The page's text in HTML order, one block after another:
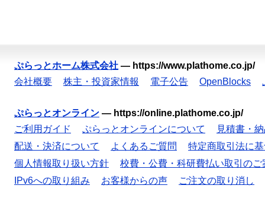
ぷらっとホーム株式会社 — https://www.plathome.co.jp/
会社概要
株主・投資家情報 電子公告 OpenBlocks
ぷらっとオンライン — https://online.plathome.co.jp/
ご利用ガイド
ぷらっとオンラインについて
見積書・
配送・決済について
よくあるご質問
特定商取引法に
個人情報取り扱い方針
校費・公費・科研費払い取引のご
IPv6への取り組み
お客様からの声 ご注文の取り消し